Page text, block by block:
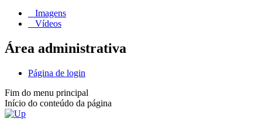
Imagens
Vídeos
Área administrativa
Página de login
Fim do menu principal
Início do conteúdo da página